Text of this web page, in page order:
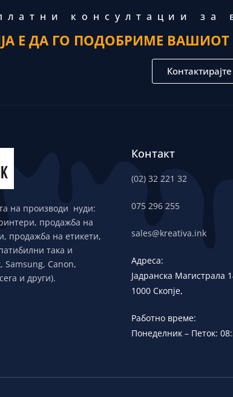
консултации за
Е ДА ГО ПОДОБРИМЕ
на производи нуди:
продажба на
продажба на етикети,
така и
Samsung, Canon,
и други).
Контакт
(02) 32 221 32
075 296 255
sales@kreativa.ink
Адреса:
Јадранска Магистрала
1000 Скопје,
Работно време:
Понеделник – Петок: